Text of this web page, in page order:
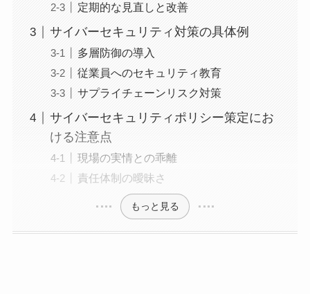
定期的な見直しと改善
サイバーセキュリティ対策の具体例
多層防御の導入
従業員へのセキュリティ教育
サプライチェーンリスク対策
サイバーセキュリティポリシー策定にお
ける注意点
現場の実情との乖離
責任体制の曖昧さ
もっと見る